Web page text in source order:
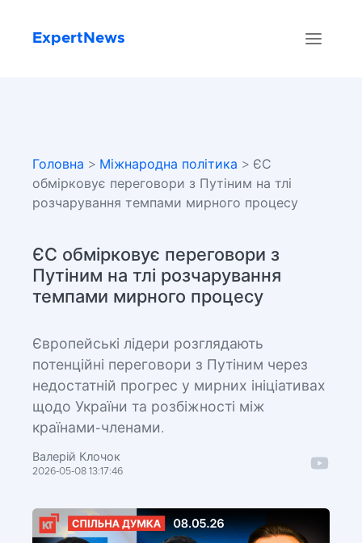
ExpertNews
Головна > Міжнародна політика > ЄС
обмірковує переговори з Путіним на тлі
розчарування темпами мирного процесу
ЄС обмірковує переговори з
Путіним на тлі розчарування
темпами мирного процесу
Європейські лідери розглядають
потенційні переговори з Путіним через
недостатній прогрес у мирних ініціативах
щодо України та розбіжності між
країнами-членами.
Валерій Клочок
2026-05-08 13:17:46